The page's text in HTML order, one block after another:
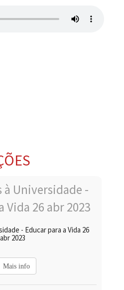
- Educar para a Vida 26
abr 2023
Mais info